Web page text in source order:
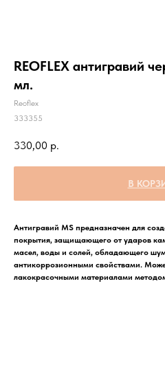
REOFLEX антигравий
мл.
Reoflex
333355
330,00 р.
В
Антигравий MS предназначен для
покрытия, защищающего от ударов
масел, воды и солей, обладающего
антикоррозионными свойствами.
лакокрасочными материалами